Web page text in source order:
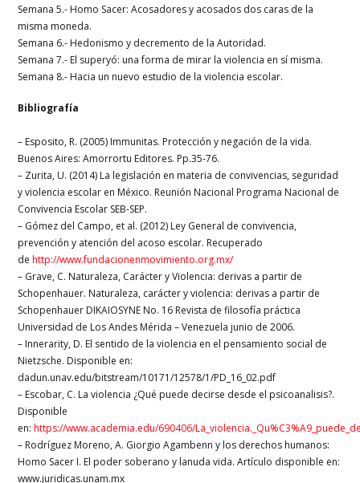
Semana 5.- Homo Sacer: Acosadores y acosados dos caras de la
misma moneda.
Semana 6.- Hedonismo y decremento de la Autoridad.
Semana 7.- El superyó: una forma de mirar la violencia en sí misma.
Semana 8.- Hacia un nuevo estudio de la violencia escolar.
Bibliografía
– Esposito, R. (2005) Immunitas. Protección y negación de la vida.
Buenos Aires: Amorrortu Editores. Pp.35-76.
– Zurita, U. (2014) La legislación en materia de convivencias, seguridad
y violencia escolar en México. Reunión Nacional Programa Nacional de
Convivencia Escolar SEB-SEP.
– Gómez del Campo, et al. (2012) Ley General de convivencia,
prevención y atención del acoso escolar. Recuperado
dehttp://www.fundacionenmovimiento.org.mx/
– Grave, C. Naturaleza, Carácter y Violencia: derivas a partir de
Schopenhauer. Naturaleza, carácter y violencia: derivas a partir de
Schopenhauer DIKAIOSYNE No. 16 Revista de filosofía práctica
Universidad de Los Andes Mérida – Venezuela junio de 2006.
– Innerarity, D. El sentido de la violencia en el pensamiento social de
Nietzsche. Disponible en:
dadun.unav.edu/bitstream/10171/12578/1/PD_16_02.pdf
– Escobar, C. La violencia ¿Qué puede decirse desde el psicoanalisis?.
Disponible
en:https://www.academia.edu/690406/
– Rodríguez Moreno, A. Giorgio Agambenn y los derechos humanos:
Homo Sacer I. El poder soberano y lanuda vida. Artículo disponible en:
www.juridicas.unam.mx